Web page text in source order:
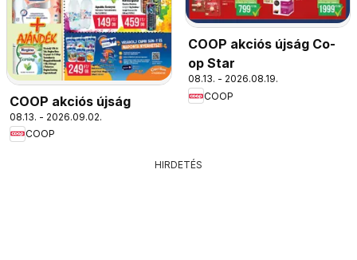
COOP akciós újság
08.13. - 2026.09.02.
COOP
COOP akciós újság Co-
op Star
08.13. - 2026.08.19.
COOP
HIRDETÉS